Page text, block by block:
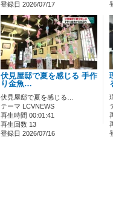
登録日 2026/07/17
伏見屋邸で夏を感じる 手作
り金魚…
伏見屋邸で夏を感じる…
テーマ LCVNEWS
再生時間 00:01:41
再生回数 13
登録日 2026/07/16